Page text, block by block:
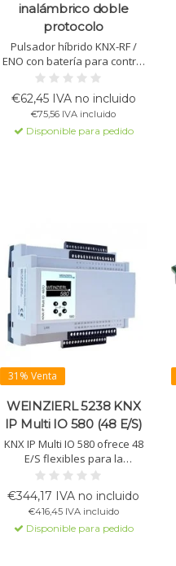
inalámbrico doble
protocolo
Pulsador híbrido KNX-RF /
ENO con batería para control
inalámbrico. Configurable vía
ETS. Ideal para instalaciones
flexibles con diseño MATCH
55.
€62,45 IVA no incluido
€75,56 IVA incluido
Disponible para pedido
31% Venta
WEINZIERL 5238 KNX
IP Multi IO 580 (48 E/S)
KNX IP Multi IO 580 ofrece 48
E/S flexibles para la
automatización de edificios.
Cada entrada puede ser
contador de pulsos, cada
salida controla luces y relés.
€344,17 IVA no incluido
€416,45 IVA incluido
Disponible para pedido